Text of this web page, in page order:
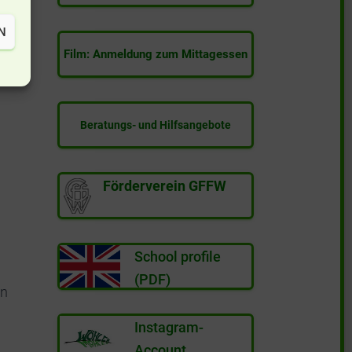
Film: Anmeldung zum Mittagessen
Beratungs- und Hilfsangebote
Förderverein GFFW
School profile
(PDF)
Instagram-